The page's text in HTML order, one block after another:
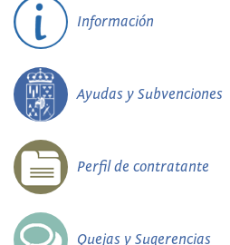
Información
Ayudas y Subvenciones
Perfil de contratante
Quejas y Sugerencias